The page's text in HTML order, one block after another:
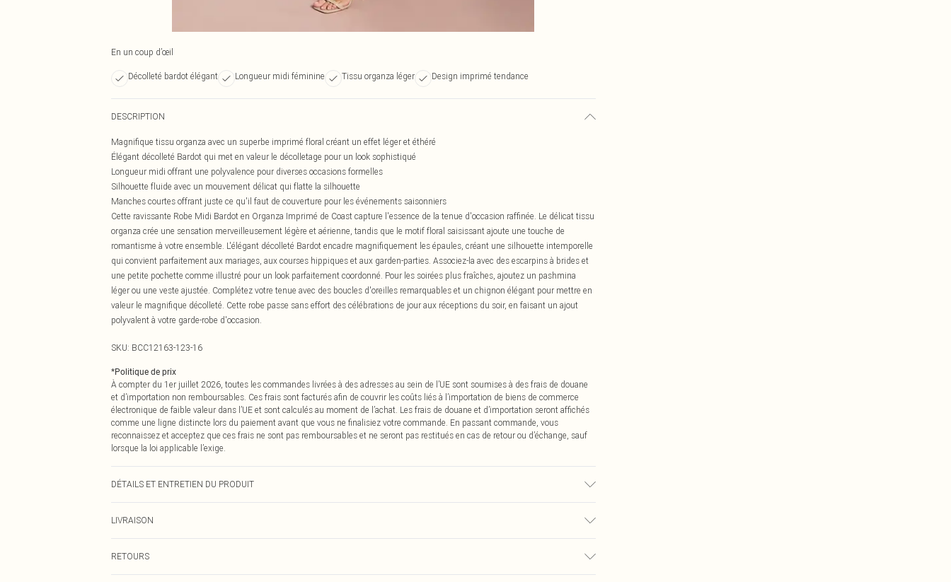
En un coup d’œil
Décolleté bardot élégant Longueur midi féminine Tissu organza léger Design imprimé tendance
DESCRIPTION
Magnifique tissu organza avec un superbe imprimé floral créant un effet léger et éthéré
Élégant décolleté Bardot qui met en valeur le décolletage pour un look sophistiqué
Longueur midi offrant une polyvalence pour diverses occasions formelles
Silhouette fluide avec un mouvement délicat qui flatte la silhouette
Manches courtes offrant juste ce qu'il faut de couverture pour les événements saisonniers
Cette ravissante Robe Midi Bardot en Organza Imprimé de Coast capture l'essence de la tenue d'occasion raffinée. Le délicat tissu
organza crée une sensation merveilleusement légère et aérienne, tandis que le motif floral saisissant ajoute une touche de
romantisme à votre ensemble. L'élégant décolleté Bardot encadre magnifiquement les épaules, créant une silhouette intemporelle
qui convient parfaitement aux mariages, aux courses hippiques et aux garden-parties. Associez-la avec des escarpins à brides et
une petite pochette comme illustré pour un look parfaitement coordonné. Pour les soirées plus fraîches, ajoutez un pashmina
léger ou une veste ajustée. Complétez votre tenue avec des boucles d'oreilles remarquables et un chignon élégant pour mettre en
valeur le magnifique décolleté. Cette robe passe sans effort des célébrations de jour aux réceptions du soir, en faisant un ajout
polyvalent à votre garde-robe d'occasion.
SKU: BCC12163-123-16
*Politique de prix
À compter du 1er juillet 2026, toutes les commandes livrées à des adresses au sein de l’UE sont soumises à des frais de douane
et d’importation non remboursables. Ces frais sont facturés afin de couvrir les coûts liés à l’importation de biens de commerce
électronique de faible valeur dans l’UE et sont calculés au moment de l’achat. Les frais de douane et d’importation seront affichés
comme une ligne distincte lors du paiement avant que vous ne finalisiez votre commande. En passant commande, vous
reconnaissez et acceptez que ces frais ne sont pas remboursables et ne seront pas restitués en cas de retour ou d’échange, sauf
lorsque la loi applicable l’exige.
DÉTAILS ET ENTRETIEN DU PRODUIT
LIVRAISON
RETOURS